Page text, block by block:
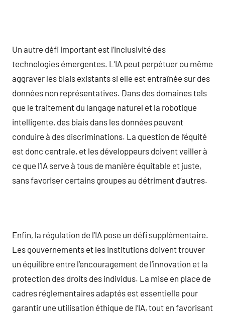
Un autre défi important est l’inclusivité des
technologies émergentes. L’IA peut perpétuer ou même
aggraver les biais existants si elle est entraînée sur des
données non représentatives. Dans des domaines tels
que le traitement du langage naturel et la robotique
intelligente, des biais dans les données peuvent
conduire à des discriminations. La question de l’équité
est donc centrale, et les développeurs doivent veiller à
ce que l’IA serve à tous de manière équitable et juste,
sans favoriser certains groupes au détriment d’autres.
Enfin, la régulation de l’IA pose un défi supplémentaire.
Les gouvernements et les institutions doivent trouver
un équilibre entre l’encouragement de l’innovation et la
protection des droits des individus. La mise en place de
cadres réglementaires adaptés est essentielle pour
garantir une utilisation éthique de l’IA, tout en favorisant